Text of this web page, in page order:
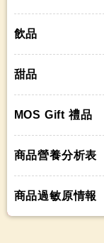
飲品
甜品
MOS Gift 禮品
商品營養分析表
商品過敏原情報